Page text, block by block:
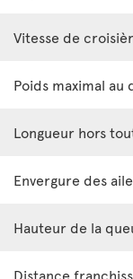
Vitesse de
Poids maximal au
Longueur hors
Envergure des
Hauteur de la
Distance